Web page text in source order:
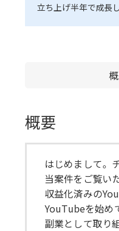
立ち上げ半年で成長
概要
はじめまして。
当案件をご覧い
収益化済みの
YouTubeを始め
副業として取り